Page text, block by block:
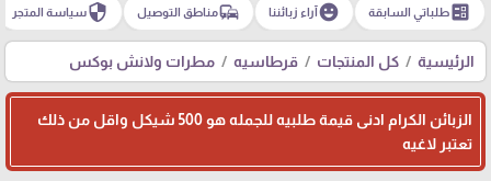
ballotطلباتي السابقة emoji_emotionsآراء زبائننا commuteمناطق التوصيل securityسياسة المتجر
الرئيسية كل المنتجات قرطاسيه مطرات ولانش بوكس
الزبائن الكرام ادنى قيمة طلبيه للجمله هو 500 شيكل واقل من ذلك
تعتبر لاغيه